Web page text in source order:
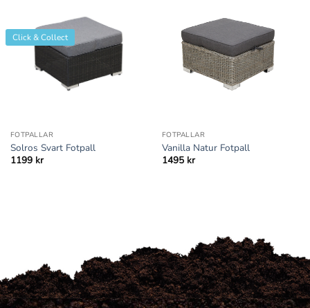
Click & Collect
FOTPALLAR
Solros Svart Fotpall
1199 kr
FOTPALLAR
Vanilla Natur Fotpall
1495 kr